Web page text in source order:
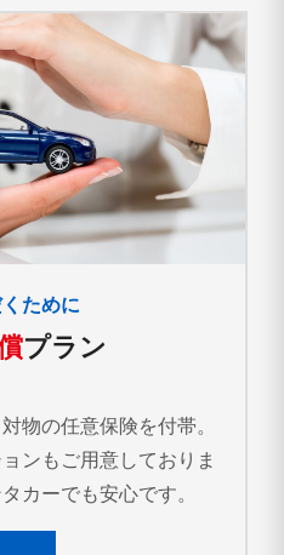
ために
プラン
物の任意保険を付帯。
ンもご用意しておりま
カーでも安心です。